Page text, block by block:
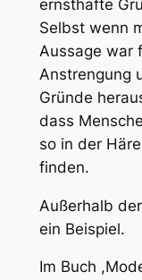
ernsthafte
Selbst wenn
Aussage war
Anstrengung
Gründe
dass
so in der
finden.
Außerhalb
ein Beispiel.
Im Buch